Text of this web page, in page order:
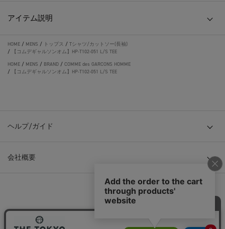
アイテム説明
HOME / MENS / トップス / Tシャツ/カットソー(長袖)
/
【コムデギャルソンオム】HP-T102-051 L/S TEE
HOME / MENS / BRAND / COMME des GARCONS HOMME
/
【コムデギャルソンオム】HP-T102-051 L/S TEE
ヘルプ/ガイド
会社概要